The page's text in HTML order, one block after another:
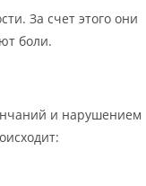
За счет этого они
боли.
и нарушением